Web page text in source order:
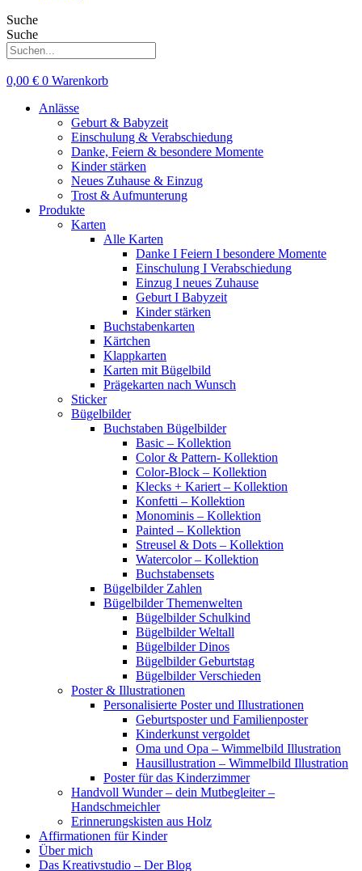
Suche
Suche
0,00 € 0 Warenkorb
Anlässe
Geburt & Babyzeit
Einschulung & Verabschiedung
Danke, Feiern & besondere Momente
Kinder stärken
Neues Zuhause & Einzug
Trost & Aufmunterung
Produkte
Karten
Alle Karten
Danke I Feiern I besondere Momente
Einschulung I Verabschiedung
Einzug I neues Zuhause
Geburt I Babyzeit
Kinder stärken
Buchstabenkarten
Kärtchen
Klappkarten
Karten mit Bügelbild
Prägekarten nach Wunsch
Sticker
Bügelbilder
Buchstaben Bügelbilder
Basic – Kollektion
Color & Pattern- Kollektion
Color-Block – Kollektion
Klecks + Kariert – Kollektion
Konfetti – Kollektion
Monominis – Kollektion
Painted – Kollektion
Streusel & Dots – Kollektion
Watercolor – Kollektion
Buchstabensets
Bügelbilder Zahlen
Bügelbilder Themenwelten
Bügelbilder Schulkind
Bügelbilder Weltall
Bügelbilder Dinos
Bügelbilder Geburtstag
Bügelbilder Verschieden
Poster & Illustrationen
Personalisierte Poster und Illustrationen
Geburtsposter und Familienposter
Kinderkunst vergoldet
Oma und Opa – Wimmelbild Illustration
Hausillustration – Wimmelbild Illustration
Poster für das Kinderzimmer
Handvoll Wunder – dein Mutbegleiter –
Handschmeichler
Erinnerungskisten aus Holz
Affirmationen für Kinder
Über mich
Das Kreativstudio – Der Blog